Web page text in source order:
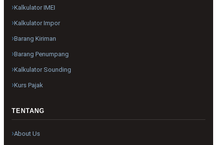
Kalkulator IMEI
Kalkulator Impor
Barang Kiriman
Barang Penumpang
Kalkulator Sounding
Kurs Pajak
TENTANG
About Us